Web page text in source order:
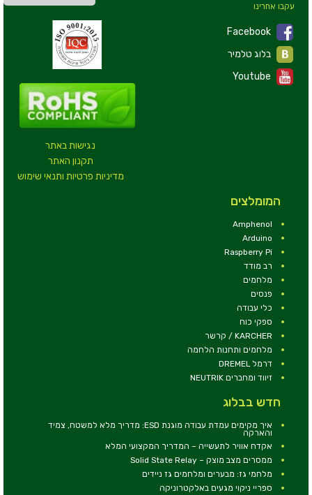
נגישות באתר
תקנון האתר
מדיניות פרטיות ותנאי שימוש
עקבו אחרינו
Facebook
Youtube
המומלצים
Amphenol
Arduino
Raspberry Pi
רב מודד
מלחמים
פנסים
כלי עבודה
ספקי כוח
KARCHER / קרשר
מלחמים ותחנות הלחמה
דרמל DREMEL
זיווד ומחברים NEUTRIK
חדש בבלוג
איך מקימים עמדת עבודה מוגנת ESD: מדריך מלא למשטח, צמיד
והארקה
אקדח אוויר לתעשייה – המדריך המקצועי המלא
ממסרים מצב מוצק – Solid State Relay
מלחמי גז: מבערים ומלחמים גז ניידים
ספריי ניקוי מגעים באלקטרוניקה